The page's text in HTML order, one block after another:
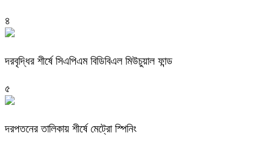
৪
দরবৃদ্ধির শীর্ষে সিএপিএম বিডিবিএল মিউচুয়াল ফান্ড
৫
দরপতনের তালিকায় শীর্ষে মেট্রো স্পিনিং